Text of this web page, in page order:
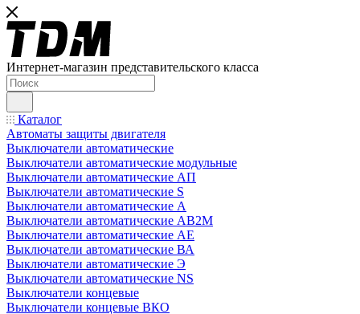
Интернет-магазин представительского класса
Каталог
Автоматы защиты двигателя
Выключатели автоматические
Выключатели автоматические модульные
Выключатели автоматические АП
Выключатели автоматические S
Выключатели автоматические А
Выключатели автоматические АВ2М
Выключатели автоматические АЕ
Выключатели автоматические ВА
Выключатели автоматические Э
Выключатели автоматические NS
Выключатели концевые
Выключатели концевые ВКО